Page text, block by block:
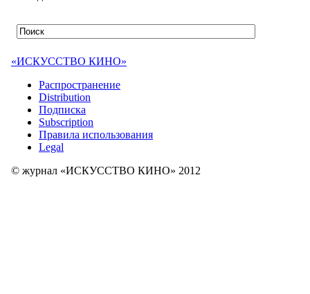
«ИСКУССТВО КИНО»
Распространение
Distribution
Подписка
Subscription
Правила использования
Legal
© журнал «ИСКУССТВО КИНО» 2012